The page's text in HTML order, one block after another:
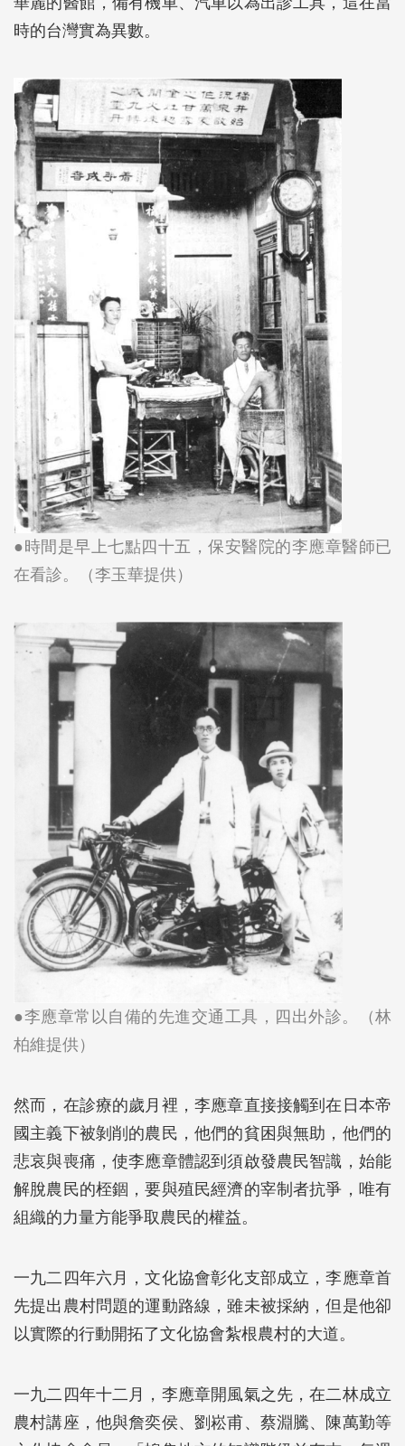
時的台灣實為異數。
●時間是早上七點四十五，保安醫院的李應章醫師已
在看診。（李玉華提供）
●李應章常以自備的先進交通工具，四出外診。（林
柏維提供）
然而，在診療的歲月裡，李應章直接接觸到在日本帝
國主義下被剝削的農民，他們的貧困與無助，他們的
悲哀與喪痛，使李應章體認到須啟發農民智識，始能
解脫農民的桎錮，要與殖民經濟的宰制者抗爭，唯有
組織的力量方能爭取農民的權益。
一九二四年六月，文化協會彰化支部成立，李應章首
先提出農村問題的運動路線，雖未被採納，但是他卻
以實際的行動開拓了文化協會紮根農村的大道。
一九二四年十二月，李應章開風氣之先，在二林成立
農村講座，他與詹奕侯、劉崧甫、蔡淵騰、陳萬勤等